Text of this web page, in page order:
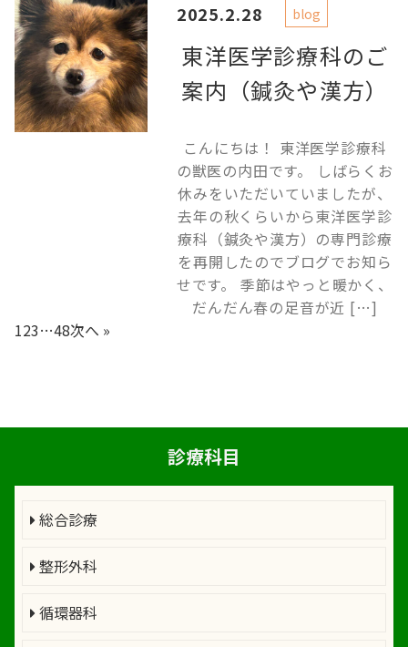
東洋医学診療科のご
案内（鍼灸や漢方）
2025.2.28 blog
こんにちは！ 東洋医学診療科
の獣医の内田です。 しばらくお
休みをいただいていましたが、
去年の秋くらいから東洋医学診
療科（鍼灸や漢方）の専門診療
を再開したのでブログでお知ら
せです。 季節はやっと暖かく、
だんだん春の足音が近 […]
123…48次へ »
診療科目
総合診療
整形外科
循環器科